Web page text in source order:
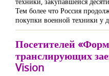
Тем более что Россия
покупки военной техники у
Посетителей
транслирующих
Vision